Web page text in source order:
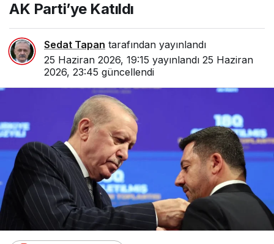
AK Parti’ye Katıldı
Sedat Tapan tarafından yayınlandı
25 Haziran 2026, 19:15 yayınlandı 25 Haziran
2026, 23:45 güncellendi